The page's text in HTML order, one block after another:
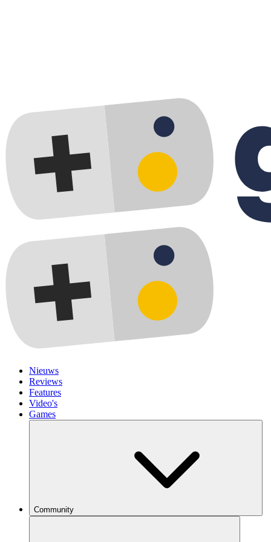
Nieuws
Reviews
Features
Video's
Games
Community